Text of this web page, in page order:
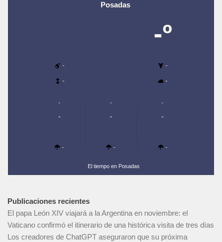
Posadas
-º
- -
- -
-
-
-
-
-
-
-
-
-
El tiempo en Posadas
Publicaciones recientes
El papa León XIV viajará a la Argentina en noviembre: el
Vaticano confirmó el itinerario de una histórica visita de tres días
Los creadores de ChatGPT aseguraron que su próxima